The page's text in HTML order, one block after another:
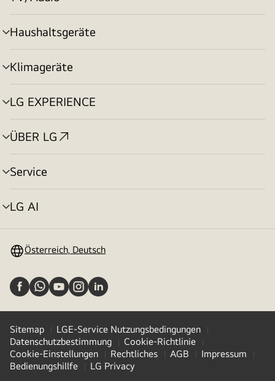
Menü
umschalten
Haushaltsgeräte
Menü
umschalten
Klimageräte
Menü
umschalten
LG EXPERIENCE
Menü
umschalten
ÜBER LG
Menü
umschalten
Service
Menü
umschalten
LG AI
Menü
Österreich, Deutsch
Sitemap
LGE-Service Nutzungsbedingungen
Datenschutzbestimmung
Cookie-Richtlinie
Cookie-Einstellungen
Rechtliches AGB
Impressum
Bedienungshillfe
LG Privacy